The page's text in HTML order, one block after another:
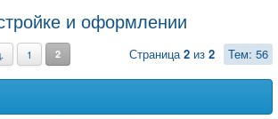
и оформлении
Тем: 56
1 2 Страница2 из 2